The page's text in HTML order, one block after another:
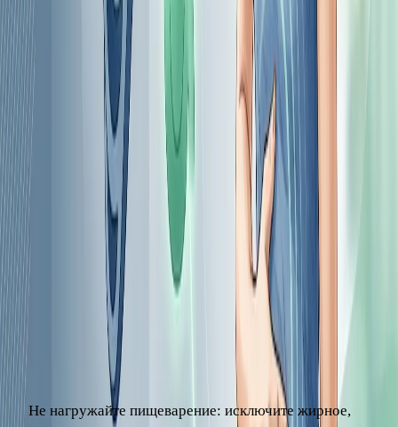
Набор исследований всегда индивидуален: врач выбирает
их, исходя из жалоб и осмотра. Самостоятельно «по
симптомам» определить, что именно болит, чаще всего
невозможно. Например, опоясывающая боль с тошнотой
после жирной еды может указывать на поджелудочную
железу – подробнее о её воспалении читайте в отдельном
материале о панкреатите.
Что можно сделать до визита к
врачу
Пока боль умеренная и не сопровождается тревожными
признаками, можно соблюдать простые меры.
Не нагружайте пищеварение: исключите жирное,